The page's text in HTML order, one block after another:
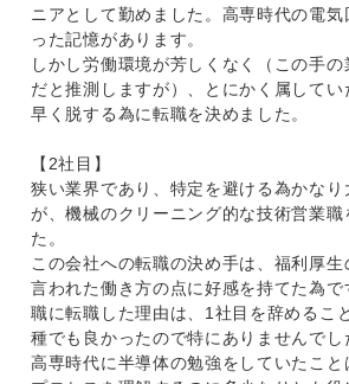
ニアとして勤めました。高専時代の電
った記憶があります。
しかし労働環境が芳しくなく（この手の
だと推測しますが）、とにかく属してい
早く脱する為に転職を決めました。
【2社目】
狭い業界であり、特定を避ける為かなり
が、機械のクリーニング的な技術営業職
た。
この会社への転職の決め手は、福利厚生
言われた働き方の点に好感を持てた為
職に転職した理由は、1社目を辞めるこ
種でも良かったので特にありませんで
高専時代に半導体の勉強をしていたこと